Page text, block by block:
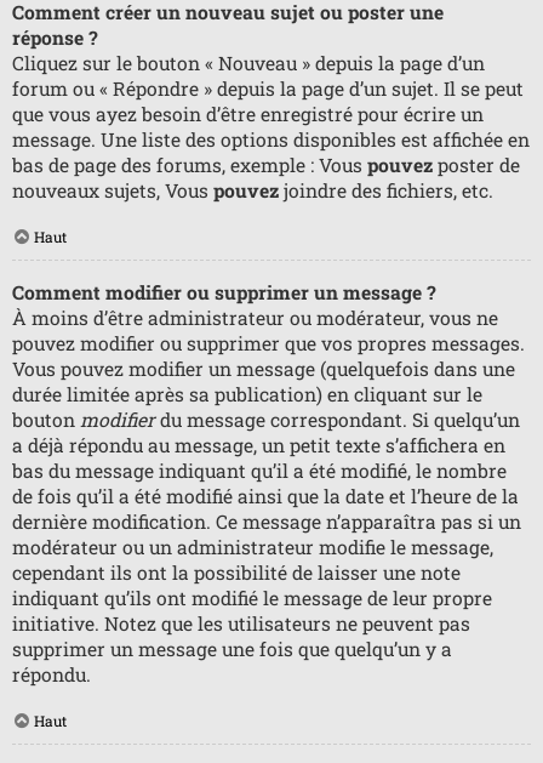
Comment créer un nouveau sujet ou poster une
réponse ?
Cliquez sur le bouton « Nouveau » depuis la page d’un
forum ou « Répondre » depuis la page d’un sujet. Il se peut
que vous ayez besoin d’être enregistré pour écrire un
message. Une liste des options disponibles est affichée en
bas de page des forums, exemple : Vous pouvez poster de
nouveaux sujets, Vous pouvez joindre des fichiers, etc.
Haut
Comment modifier ou supprimer un message ?
À moins d’être administrateur ou modérateur, vous ne
pouvez modifier ou supprimer que vos propres messages.
Vous pouvez modifier un message (quelquefois dans une
durée limitée après sa publication) en cliquant sur le
bouton modifierdu message correspondant. Si quelqu’un
a déjà répondu au message, un petit texte s’affichera en
bas du message indiquant qu’il a été modifié, le nombre
de fois qu’il a été modifié ainsi que la date et l’heure de la
dernière modification. Ce message n’apparaîtra pas si un
modérateur ou un administrateur modifie le message,
cependant ils ont la possibilité de laisser une note
indiquant qu’ils ont modifié le message de leur propre
initiative. Notez que les utilisateurs ne peuvent pas
supprimer un message une fois que quelqu’un y a
répondu.
Haut